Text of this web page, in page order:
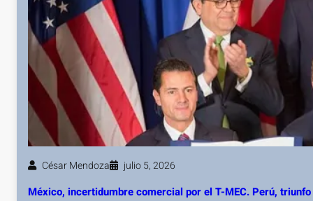
César Mendoza julio 5, 2026
México, incertidumbre comercial por el T-MEC. Perú,